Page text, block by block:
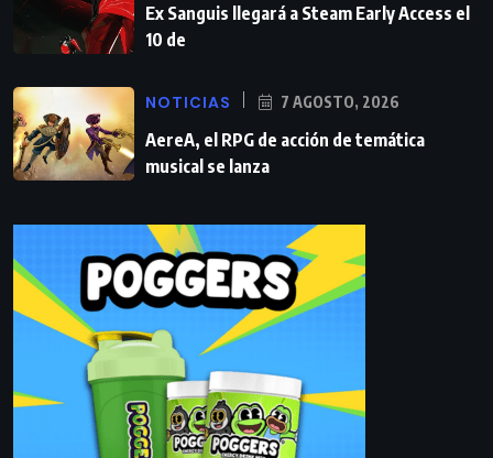
Ex Sanguis llegará a Steam Early Access el
10 de
NOTICIAS 7 AGOSTO, 2026
AereA, el RPG de acción de temática
musical se lanza